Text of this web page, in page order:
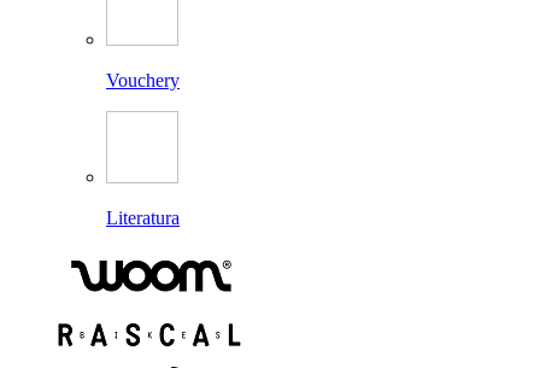
Vouchery
Literatura